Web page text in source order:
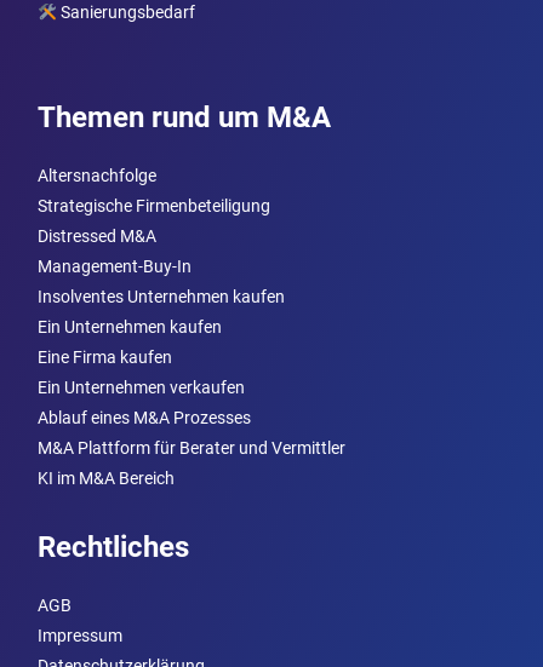
Sanierungsbedarf
Themen rund um M&A
Altersnachfolge
Strategische Firmenbeteiligung
Distressed M&A
Management-Buy-In
Insolventes Unternehmen kaufen
Ein Unternehmen kaufen
Eine Firma kaufen
Ein Unternehmen verkaufen
Ablauf eines M&A Prozesses
M&A Plattform für Berater und Vermittler
KI im M&A Bereich
Rechtliches
AGB
Impressum